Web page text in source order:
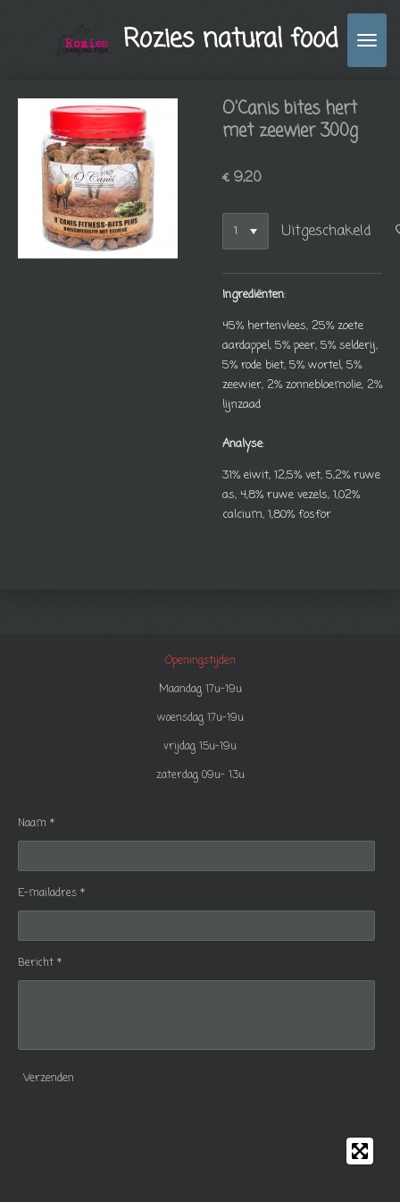
hoofdinhoud
Rozies natural food
O'Canis bites hert
met zeewier 300g
€ 9,20
Uitgeschakeld
Ingrediënten:
45% hertenvlees, 25% zoete
aardappel, 5% peer, 5% selderij,
5% rode biet, 5% wortel, 5%
zeewier, 2% zonnebloemolie, 2%
lijnzaad
Analyse:
31% eiwit, 12,5% vet, 5,2% ruwe
as, 4,8% ruwe vezels, 1,02%
calcium, 1,80% fosfor
Openingstijden
Maandag 17u-19u
woensdag 17u-19u
vrijdag 15u-19u
zaterdag 09u- 13u
Naam *
E-mailadres *
Bericht *
Verzenden